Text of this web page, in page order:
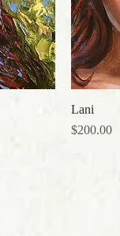
Lani
価格
$200.00